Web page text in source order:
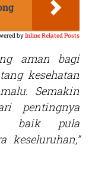
byInline Related Posts
aman bagi
kesehatan
Semakin
pentingnya
baik pula
keseluruhan,”